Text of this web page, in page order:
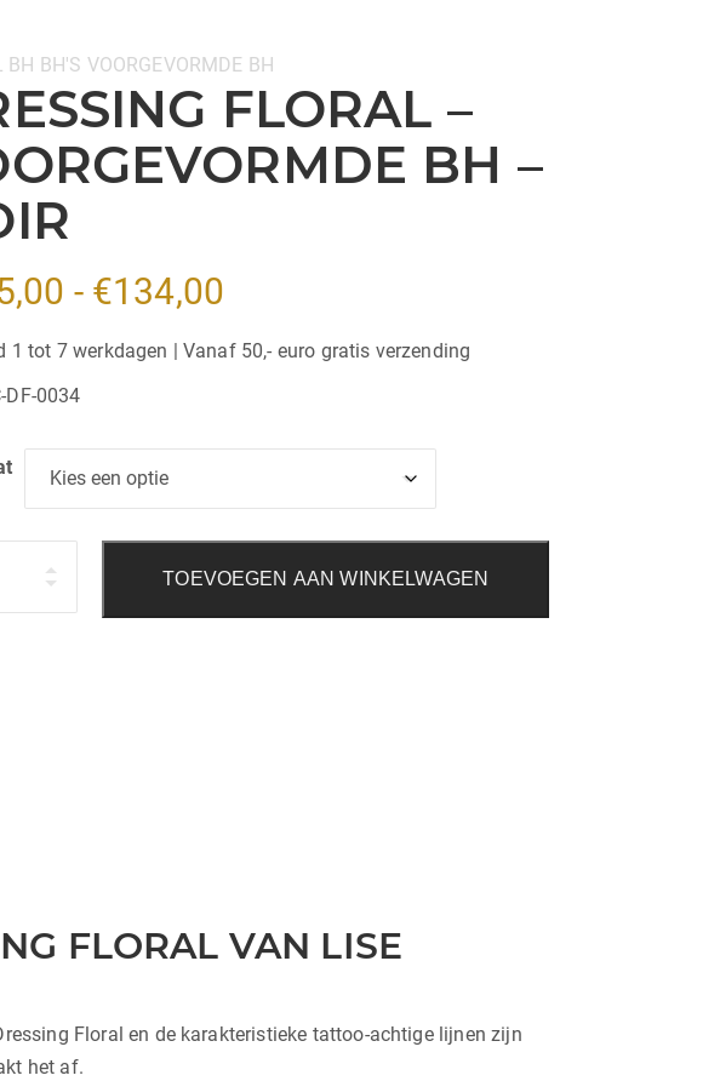
BH BH'S VOORGEVORMDE BH
FLORAL –
BH –
- €134,00
€125,00
1 tot 7 werkdagen | Vanaf 50,- euro gratis verzending
DF-0034
TOEVOEGEN AAN WINKELWAGEN
FLORAL VAN LISE
Floral en de karakteristieke tattoo-achtige lijnen zijn
het af.